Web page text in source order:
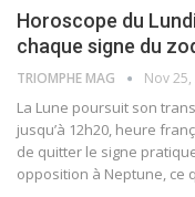
Horoscope du
chaque signe du
TRIOMPHE MAG Nov
La Lune poursuit son
jusqu’à 12h20, heure
de quitter le signe
opposition à Neptune, ce